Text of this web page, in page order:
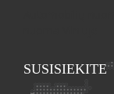
SUSISIEKITE